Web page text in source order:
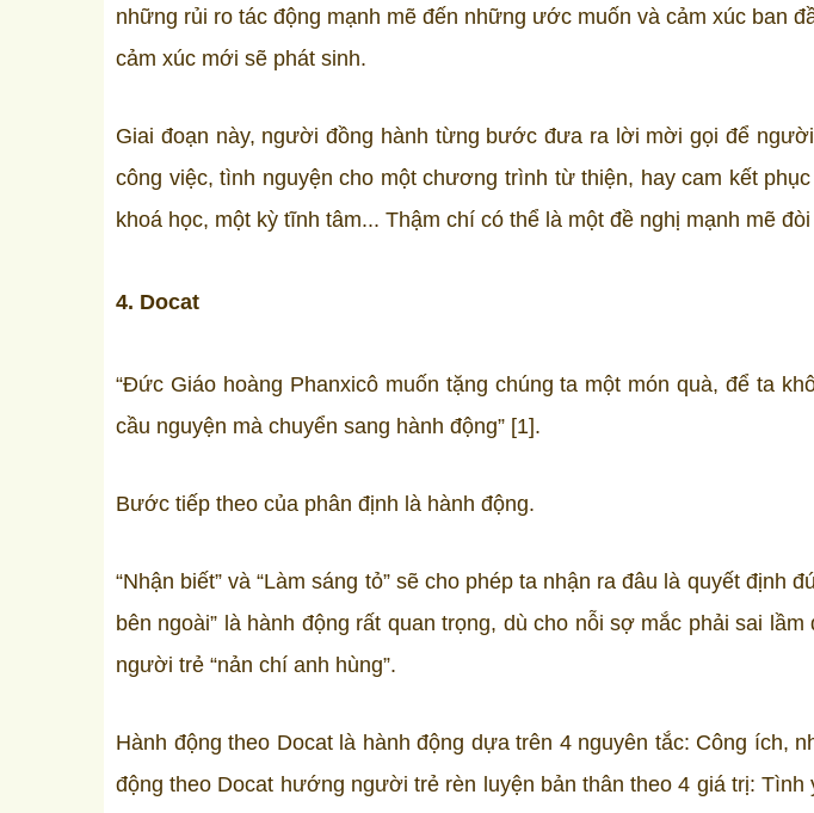
những rủi ro tác động mạnh mẽ đến những ước muốn và cảm xúc ban
cảm xúc mới sẽ phát sinh.
Giai đoạn này, người đồng hành từng bước đưa ra lời mời gọi để
công việc, tình nguyện cho một chương trình từ thiện, hay cam kết
khoá học, một kỳ tĩnh tâm... Thậm chí có thể là một đề nghị mạnh mẽ
4. Docat
“Đức Giáo hoàng Phanxicô muốn tặng chúng ta một món quà, để ta
cầu nguyện mà chuyển sang hành động” [1].
Bước tiếp theo của phân định là hành động.
“Nhận biết” và “Làm sáng tỏ” sẽ cho phép ta nhận ra đâu là quyết định
bên ngoài” là hành động rất quan trọng, dù cho nỗi sợ mắc phải sai
người trẻ “nản chí anh hùng”.
Hành động theo Docat là hành động dựa trên 4 nguyên tắc: Công ích,
động theo Docat hướng người trẻ rèn luyện bản thân theo 4 giá trị: Tình